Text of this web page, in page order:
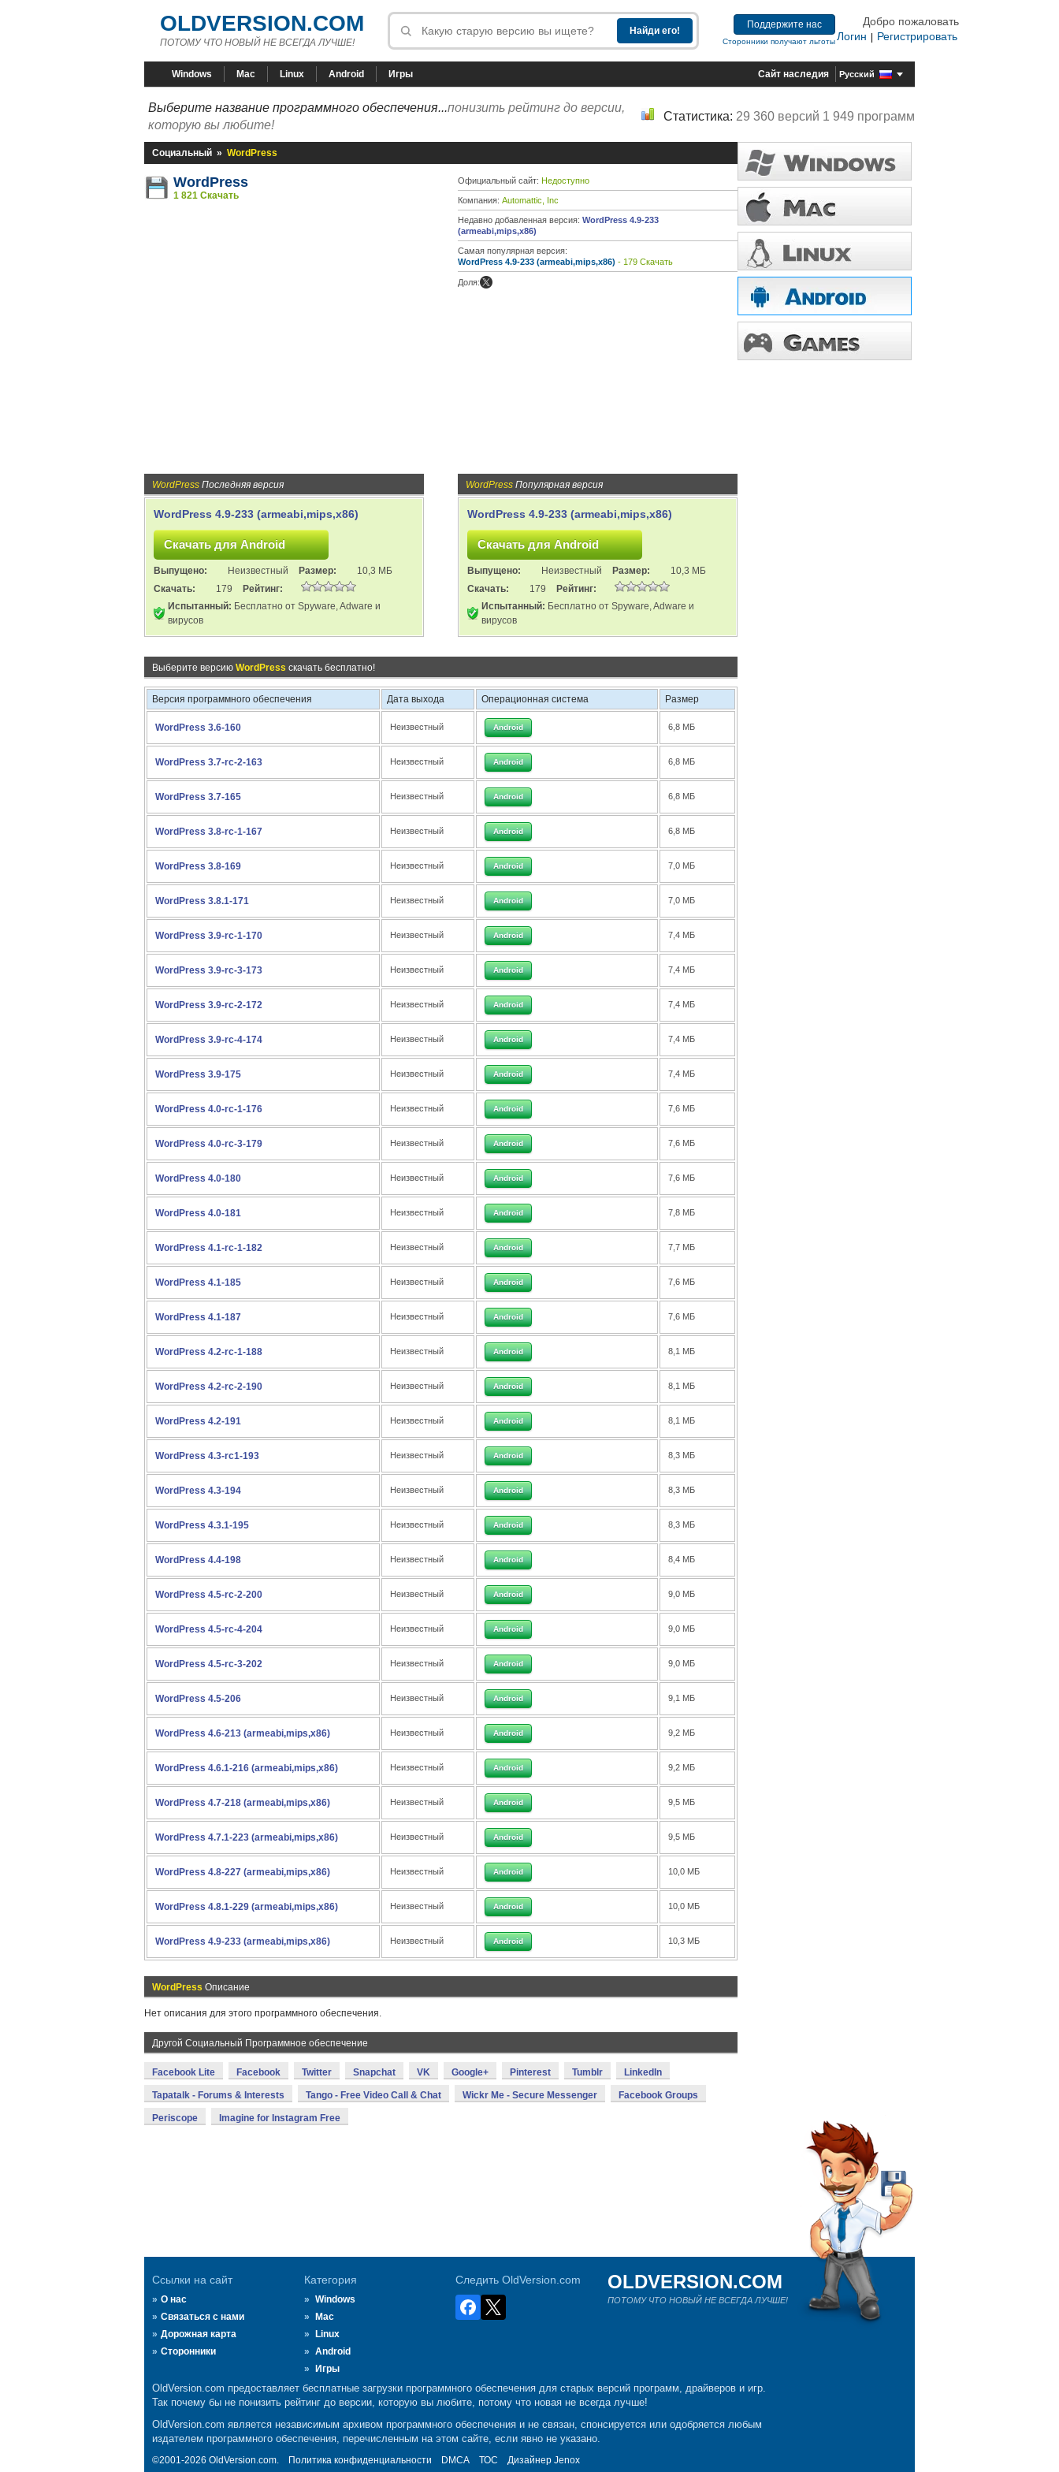
OLDVERSION.COM
ПОТОМУ ЧТО НОВЫЙ НЕ ВСЕГДА ЛУЧШЕ!
Поддержите нас
Сторонники получают льготы
Добро пожаловать
Логин
Регистрировать
Windows Mac Linux Android Игры Сайт наследия Русский
Выберите название программного обеспечения...понизить рейтинг до версии,
которую вы любите!
Статистика: 29 360 версий 1 949 программ
Социальный » WordPress
WordPress
1 821 Скачать
Официальный сайт: Недоступно
Компания: Automattic, Inc
Недавно добавленная версия: WordPress 4.9-233
(armeabi,mips,x86)
Самая популярная версия:
WordPress 4.9-233 (armeabi,mips,x86) - 179 Скачать
Доля:
WordPress Последняя версия
WordPress 4.9-233 (armeabi,mips,x86)
Выпущено: Неизвестный Размер:
10,3 МБ
Скачать:
179
Рейтинг:
Испытанный: Бесплатно от Spyware, Adware и
вирусов
WordPress Популярная версия
WordPress 4.9-233 (armeabi,mips,x86)
Выпущено: Неизвестный Размер:
10,3 МБ
Скачать:
179
Рейтинг:
Испытанный: Бесплатно от Spyware, Adware и
вирусов
Выберите версию WordPress скачать бесплатно!
Версия программного обеспечения Дата выхода Операционная система Размер
WordPress 3.6-160 Неизвестный Android 6,8 МБ
WordPress 3.7-rc-2-163 Неизвестный Android 6,8 МБ
WordPress 3.7-165 Неизвестный Android 6,8 МБ
WordPress 3.8-rc-1-167 Неизвестный Android 6,8 МБ
WordPress 3.8-169 Неизвестный Android 7,0 МБ
WordPress 3.8.1-171 Неизвестный Android 7,0 МБ
WordPress 3.9-rc-1-170 Неизвестный Android 7,4 МБ
WordPress 3.9-rc-3-173 Неизвестный Android 7,4 МБ
WordPress 3.9-rc-2-172 Неизвестный Android 7,4 МБ
WordPress 3.9-rc-4-174 Неизвестный Android 7,4 МБ
WordPress 3.9-175 Неизвестный Android 7,4 МБ
WordPress 4.0-rc-1-176 Неизвестный Android 7,6 МБ
WordPress 4.0-rc-3-179 Неизвестный Android 7,6 МБ
WordPress 4.0-180 Неизвестный Android 7,6 МБ
WordPress 4.0-181 Неизвестный Android 7,8 МБ
WordPress 4.1-rc-1-182 Неизвестный Android 7,7 МБ
WordPress 4.1-185 Неизвестный Android 7,6 МБ
WordPress 4.1-187 Неизвестный Android 7,6 МБ
WordPress 4.2-rc-1-188 Неизвестный Android 8,1 МБ
WordPress 4.2-rc-2-190 Неизвестный Android 8,1 МБ
WordPress 4.2-191 Неизвестный Android 8,1 МБ
WordPress 4.3-rc1-193 Неизвестный Android 8,3 МБ
WordPress 4.3-194 Неизвестный Android 8,3 МБ
WordPress 4.3.1-195 Неизвестный Android 8,3 МБ
WordPress 4.4-198 Неизвестный Android 8,4 МБ
WordPress 4.5-rc-2-200 Неизвестный Android 9,0 МБ
WordPress 4.5-rc-4-204 Неизвестный Android 9,0 МБ
WordPress 4.5-rc-3-202 Неизвестный Android 9,0 МБ
WordPress 4.5-206 Неизвестный Android 9,1 МБ
WordPress 4.6-213 (armeabi,mips,x86) Неизвестный Android 9,2 МБ
WordPress 4.6.1-216 (armeabi,mips,x86) Неизвестный Android 9,2 МБ
WordPress 4.7-218 (armeabi,mips,x86) Неизвестный Android 9,5 МБ
WordPress 4.7.1-223 (armeabi,mips,x86) Неизвестный Android 9,5 МБ
WordPress 4.8-227 (armeabi,mips,x86) Неизвестный Android 10,0 МБ
WordPress 4.8.1-229 (armeabi,mips,x86) Неизвестный Android 10,0 МБ
WordPress 4.9-233 (armeabi,mips,x86) Неизвестный Android 10,3 МБ
WordPress Описание
Нет описания для этого программного обеспечения.
Другой Социальный Программное обеспечение
Facebook Lite Facebook Twitter Snapchat VK Google+ Pinterest Tumblr LinkedIn
Tapatalk - Forums & Interests Tango - Free Video Call & Chat Wickr Me - Secure Messenger Facebook Groups
Periscope Imagine for Instagram Free
Ссылки на сайт
О нас
Связаться с нами
Дорожная карта
Сторонники
Категория
Windows
Mac
Linux
Android
Игры
Следить OldVersion.com OLDVERSION.COM
ПОТОМУ ЧТО НОВЫЙ НЕ ВСЕГДА ЛУЧШЕ!
OldVersion.com предоставляет бесплатные загрузки программного обеспечения для старых версий программ, драйверов и игр.
Так почему бы не понизить рейтинг до версии, которую вы любите, потому что новая не всегда лучше!
OldVersion.com является независимым архивом программного обеспечения и не связан, спонсируется или одобряется любым
издателем программного обеспечения, перечисленным на этом сайте, если явно не указано.
©2001-2026 OldVersion.com. Политика конфиденциальности DMCA ТОС Дизайнер Jenox